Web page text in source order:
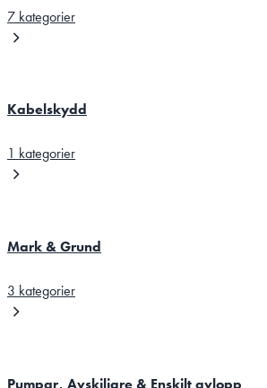
7 kategorier
Kabelskydd
1 kategorier
Mark & Grund
3 kategorier
Pumpar, Avskiljare & Enskilt avlopp